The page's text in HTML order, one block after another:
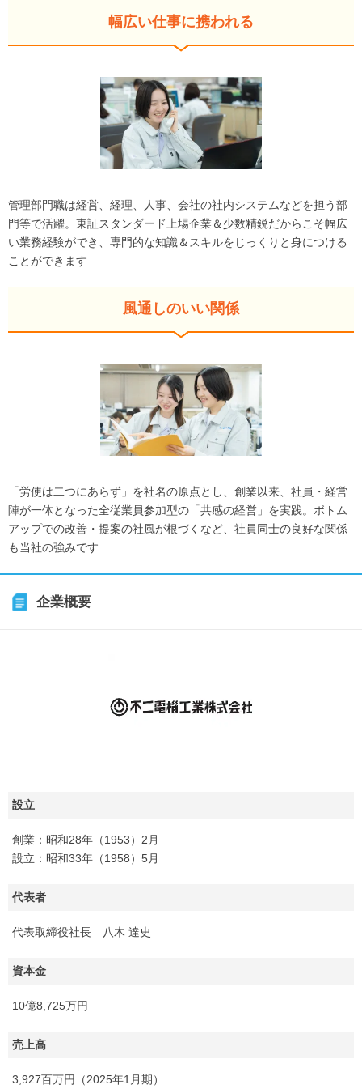
幅広い仕事に携われる
管理部門職は経営、経理、人事、会社の社内システムなどを担う部
門等で活躍。東証スタンダード上場企業＆少数精鋭だからこそ幅広
い業務経験ができ、専門的な知識＆スキルをじっくりと身につける
ことができます
風通しのいい関係
「労使は二つにあらず」を社名の原点とし、創業以来、社員・経営
陣が一体となった全従業員参加型の「共感の経営」を実践。ボトム
アップでの改善・提案の社風が根づくなど、社員同士の良好な関係
も当社の強みです
企業概要
設立
創業：昭和28年（1953）2月
設立：昭和33年（1958）5月
代表者
代表取締役社長 八木 達史
資本金
10億8,725万円
売上高
3,927百万円（2025年1月期）